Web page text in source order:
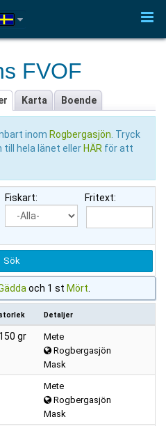
FVOF
Karta Boende
inom Rogbergasjön . Tryck
hela länet eller HÄR för att
Fiskart: Fritext:
och 1 st Mört
Detaljer
150 gr
Mete
Rogbergasjön
Mask
Mete
Rogbergasjön
Mask